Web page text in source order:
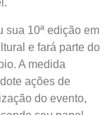
sua 10ª edição em
e fará parte do
A medida
ações de
do evento,